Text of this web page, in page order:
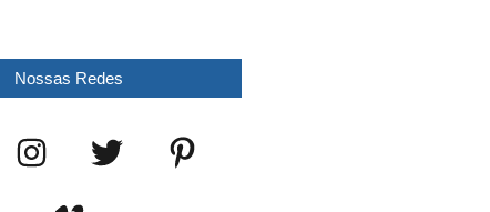
Nossas Redes